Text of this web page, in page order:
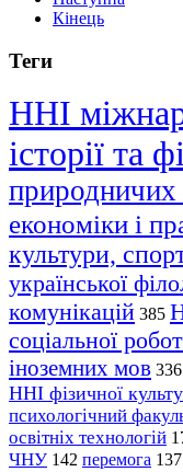
Кінець
Теги
ННІ
історії та
природничих
економіки і
культури,
української
комунікацій 385
соціальної
іноземних мов 336
ННІ фізичної
психологічний
освітніх технологій
ЧНУ 142 перемога 137